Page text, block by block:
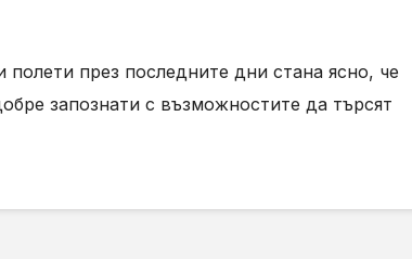
през последните дни стана ясно, че
запознати с възможностите да търсят